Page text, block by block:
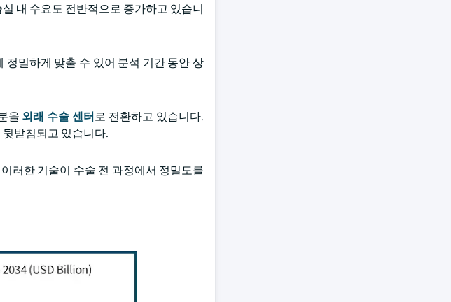
내 수요도 전반적으로 증가하고 있습니
밀하게 맞출 수 있어 분석 기간 동안 상
을 외래 수술 센터로 전환하고 있습니다.
뒷받침되고 있습니다.
러한 기술이 수술 전 과정에서 정밀도를